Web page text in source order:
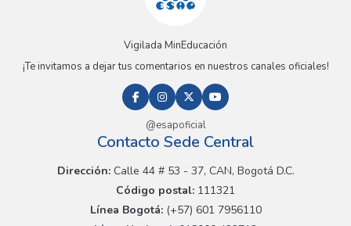
Vigilada MinEducación
¡Te invitamos a dejar tus comentarios en nuestros canales oficiales!
@esapoficial
Contacto Sede Central
Dirección:Calle 44 # 53 - 37, CAN, Bogotá D.C.
Código postal: 111321
Línea Bogotá:(+57) 601 7956110